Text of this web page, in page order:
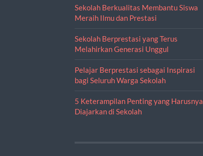
Sekolah Berkualitas Membantu Siswa
Meraih Ilmu dan Prestasi
Sekolah Berprestasi yang Terus
Melahirkan Generasi Unggul
Pelajar Berprestasi sebagai Inspirasi
bagi Seluruh Warga Sekolah
5 Keterampilan Penting yang Harusnya
Diajarkan di Sekolah